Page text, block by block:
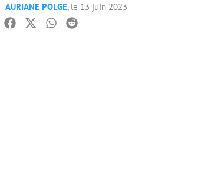
AURIANE POLGE, le 13 juin 2023
Facebook
TwitterWhatsapp
Reddit